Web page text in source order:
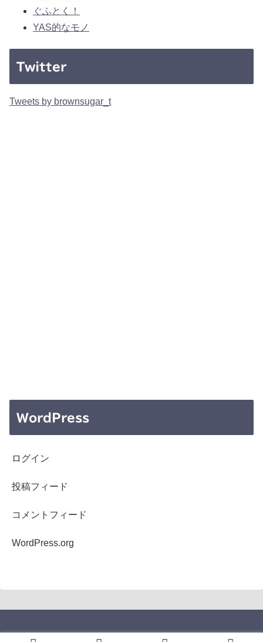
ぐふとく！
YAS的なモノ
Twitter
Tweets by brownsugar_t
WordPress
ログイン
投稿フィード
コメントフィード
WordPress.org